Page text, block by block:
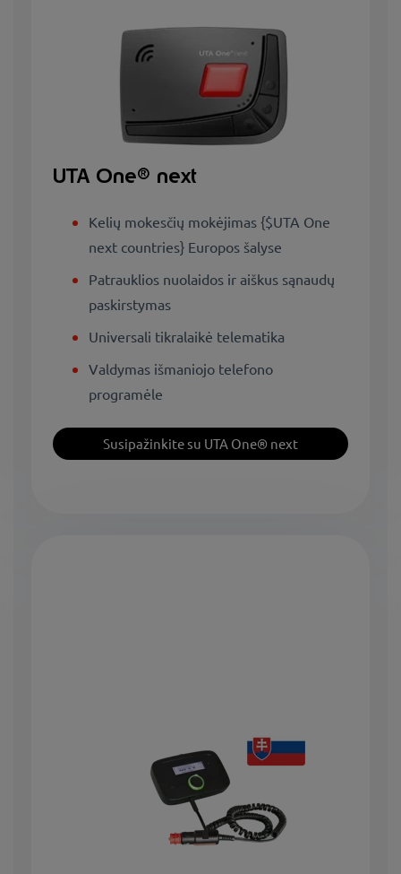
UTA One® next
Kelių mokesčių mokėjimas {$UTA One
next countries} Europos šalyse
Patrauklios nuolaidos ir aiškus sąnaudų
paskirstymas
Universali tikralaikė telematika
Valdymas išmaniojo telefono
programėle
Susipažinkite su UTA One® next